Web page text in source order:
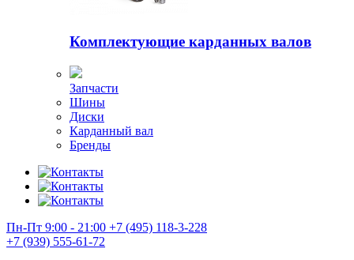
Комплектующие карданных валов
Запчасти
Шины
Диски
Карданный вал
Бренды
Пн-Пт 9:00 - 21:00 +7 (495) 118-3-228
+7 (939) 555-61-72